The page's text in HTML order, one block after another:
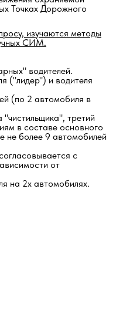
Точках Дорожного
изучаются методы
СИМ.
водителей.
("лидер") и водителя
(по 2 автомобиля в
третий
в составе основного
не более 9 автомобилей
с
от
на 2х автомобилях.